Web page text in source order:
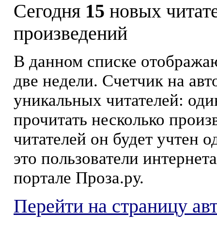
Сегодня 15 новых
произведений
В данном списке
две недели. Счетчик на
уникальных читателей:
прочитать несколько
читателей он будет учтен
это пользователи
портале Проза.ру.
Перейти на страницу